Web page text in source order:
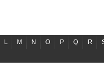
L M N O P Q R